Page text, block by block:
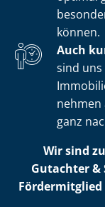
können.
Auch
sind
nehmen
ganz
Wir sind
Gutachter &
Fördermitglied